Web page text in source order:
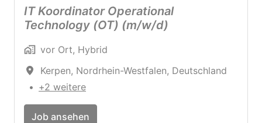
IT Koordinator Operational
Technology (OT) (m/w/d)
vor Ort, Hybrid
Kerpen, Nordrhein-Westfalen, Deutschland
• +2 weitere
Job ansehen